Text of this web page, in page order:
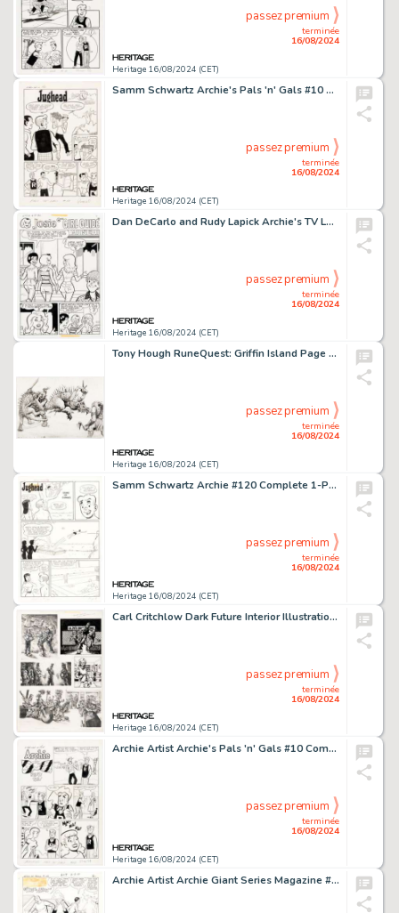
Heritage 16/08/2024 (CET)
terminée
16/08/2024
passez premium
Samm Schwartz Archie's Pals 'n' Gals #10 Complete 6-Page Story "Sock Finish" Original Art (Archie, 1959). (Total: 6 Original Art)
Heritage 16/08/2024 (CET)
terminée
16/08/2024
passez premium
Dan DeCarlo and Rudy Lapick Archie's TV Laugh-Out #54 Complete 6-Page Story "Girl Guide" Original Art (Archie, 1977). (Total: 6 Original Art)
Heritage 16/08/2024 (CET)
terminée
16/08/2024
passez premium
Tony Hough RuneQuest: Griffin Island Page 16 "Slarges vs. Orcs" Illustration Original Art (Games Workshop, 1987).
Heritage 16/08/2024 (CET)
terminée
16/08/2024
passez premium
Samm Schwartz Archie #120 Complete 1-Page Story "Game of Chance" Original Art (Archie, 1961).
Heritage 16/08/2024 (CET)
terminée
16/08/2024
passez premium
Carl Critchlow Dark Future Interior Illustrations Original Art Group of 5 (Games Workshop, 1988).
Heritage 16/08/2024 (CET)
terminée
16/08/2024
passez premium
Archie Artist Archie's Pals 'n' Gals #10 Complete 4-Page Story "Beau Tie!" Original Art (Archie, 1959). (Total: 4 Original Art)
Heritage 16/08/2024 (CET)
terminée
16/08/2024
passez premium
Archie Artist Archie Giant Series Magazine #148 Near Complete Story "Kilt in Action" Original Art Group of 10 (Archie, 1967). (Total: 10 Original Art)